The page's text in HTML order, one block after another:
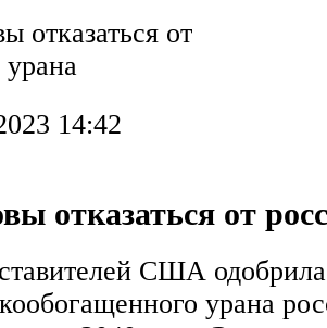
14:42
отказаться от
США одобрила
урана